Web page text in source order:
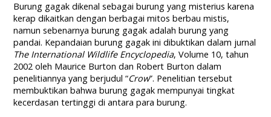
Burung gagak dikenal sebagai burung yang misterius karena
kerap dikaitkan dengan berbagai mitos berbau mistis,
namun sebenarnya burung gagak adalah burung yang
pandai. Kepandaian burung gagak ini dibuktikan dalam jurnal
The International Wildlife Encyclopedia, Volume 10, tahun
2002 oleh Maurice Burton dan Robert Burton dalam
penelitiannya yang berjudul “Crow”. Penelitian tersebut
membuktikan bahwa burung gagak mempunyai tingkat
kecerdasan tertinggi di antara para burung.